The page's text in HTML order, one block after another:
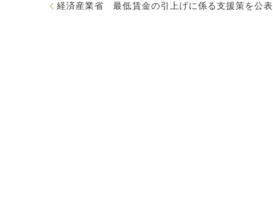
経済産業省 最低賃金の引上げに係る支援策を公表